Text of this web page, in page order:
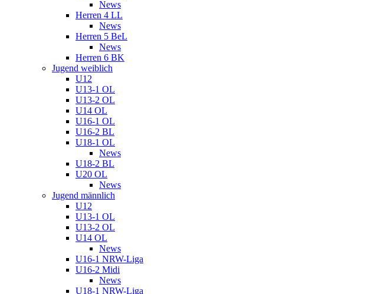
News
Herren 4 LL
News
Herren 5 BeL
News
Herren 6 BK
Jugend weiblich
U12
U13-1 OL
U13-2 OL
U14 OL
U16-1 OL
U16-2 BL
U18-1 OL
News
U18-2 BL
U20 OL
News
Jugend männlich
U12
U13-1 OL
U13-2 OL
U14 OL
News
U16-1 NRW-Liga
U16-2 Midi
News
U18-1 NRW-Liga